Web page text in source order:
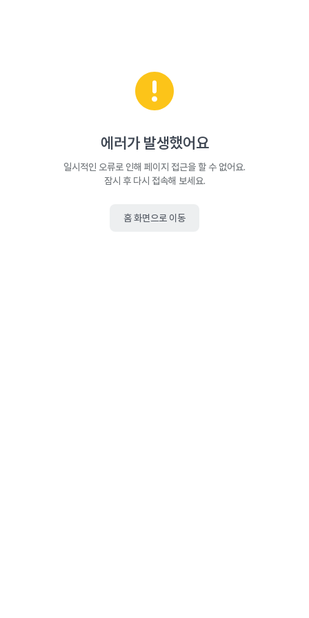
에러가 발생했어요
일시적인 오류로 인해 페이지 접근을 할 수 없어요.
잠시 후 다시 접속해 보세요.
홈 화면으로 이동